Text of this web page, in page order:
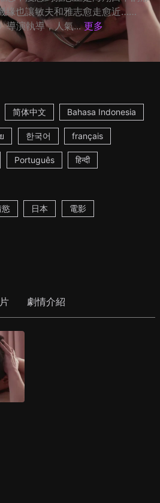
緣也讓敏夫和雅志愈走愈近……
導演執導，人氣... 更多
简体中文 Bahasa Indonesia
한국어 français
Português हिन्दी
日本 電影
劇情介紹